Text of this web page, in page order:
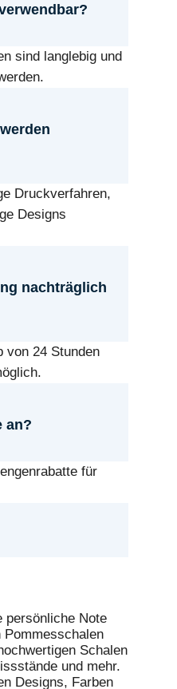
sind langlebig und
Druckverfahren,
Designs
nachträglich
von 24 Stunden
an?
für
persönliche Note
Schalen
und mehr.
Designs, Farben